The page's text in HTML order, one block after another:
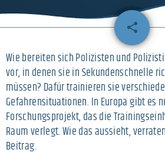
share
email
Wie bereiten sich Polizisten und
vor, in denen sie in Sekundenschnelle
müssen? Dafür trainieren sie
Gefahrensituationen. In Europa gibt es
Forschungsprojekt, das die
Raum verlegt. Wie das aussieht,
Beitrag.